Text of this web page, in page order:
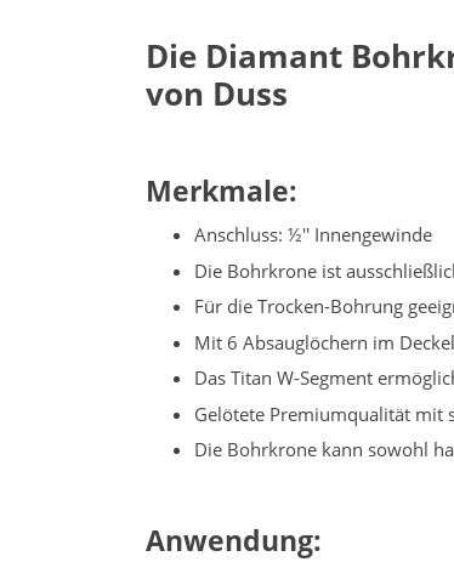
Die Diamant
von Duss
Merkmale:
Anschluss: ½'' Innengewinde
Die Bohrkrone ist
Für die Trocken-Bohrung
Mit 6 Absauglöchern im Deckel
Das Titan W-Segment
Gelötete Premiumqualität mit
Die Bohrkrone kann sowohl
Anwendung: